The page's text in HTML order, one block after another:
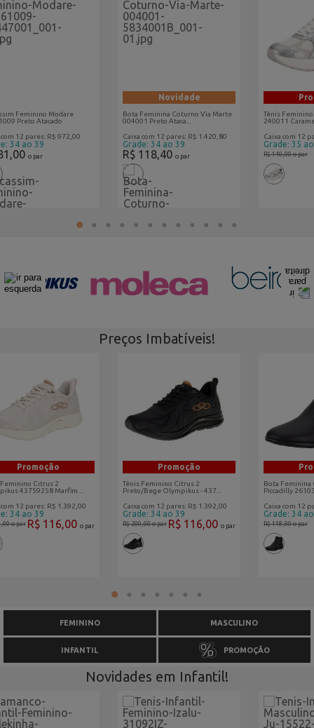
Feminino Modare
Preto Atacado
com 12 pares: R$ 972,00
34 ao 39
o par
Novidade
Bota Feminina Coturno Via Marte
004001 Preto Ataca...
Caixa com 12 pares: R$ 1.420,80
Grade: 34 ao 39
R$ 118,40 o par
Tênis
240011
Caixa com 12
Grade: 35
R$ 140,00o par
1 2 3 4 5 6 7 8 9 101112
Preços Imbatíveis!
Promoção
Feminino Citrus 2
43759258 Marfim ...
com 12 pares: R$ 1.392,00
34 ao 39
o par R$ 116,00 o par
Promoção
Tênis Feminino Citrus 2
Preto/Bege Olympikus - 437...
Caixa com 12 pares: R$ 1.392,00
Grade: 34 ao 39
R$ 200,00o par R$ 116,00 o par
Bota Feminina
Piccadilly
Caixa com 12
Grade: 34
R$ 118,00o par
1 2 3 4 5 6 7
FEMININO MASCULINO
INFANTIL PROMOÇÃO
Novidades em Infantil!